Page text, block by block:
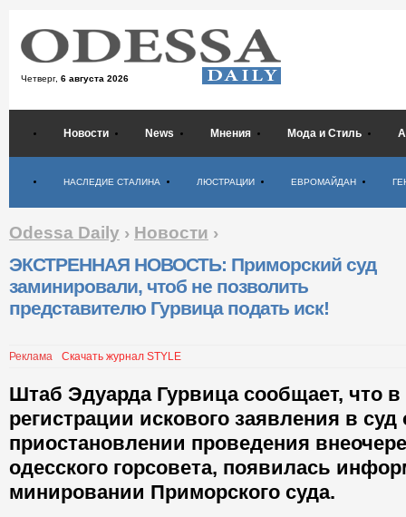
Четверг, 6 августа 2026
Новости News Мнения Мода и Стиль
НАСЛЕДИЕ СТАЛИНА ЛЮСТРАЦИИ ЕВРОМАЙДАН
Odessa Daily › Новости ›
ЭКСТРЕННАЯ НОВОСТЬ: Приморский суд
заминировали, чтоб не позволить
представителю Гурвица подать иск!
Реклама Скачать журнал STYLE
Штаб Эдуарда Гурвица сообщает, что
регистрации искового заявления в суд
приостановлении проведения
одесского горсовета, появилась
минировании Приморского суда.